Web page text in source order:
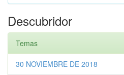
Descubridor
Temas
30 NOVIEMBRE DE 2018